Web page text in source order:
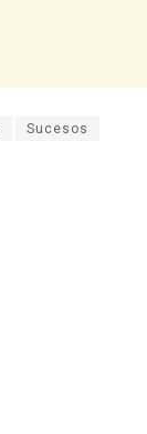
Sucesos